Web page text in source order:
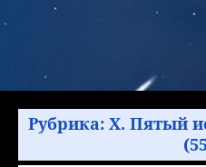
Рубрика: X. Пятый